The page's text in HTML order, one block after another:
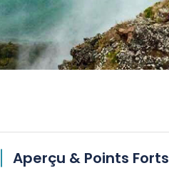
Aperçu & Points Forts